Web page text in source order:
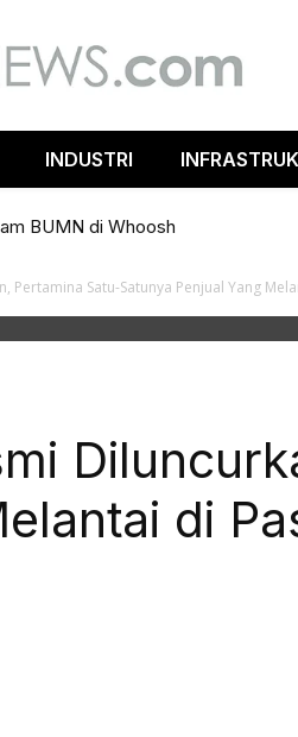
INDUSTRI
BUMN di Whoosh
Pertamina Satu-Satunya Penjual Yang
di